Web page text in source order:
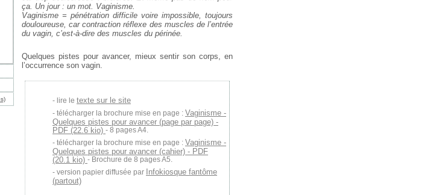
ça. Un jour : un mot. Vaginisme.
Vaginisme = pénétration difficile voire impossible, toujours
douloureuse, car contraction réflexe des muscles de l’entrée
du vagin, c’est-à-dire des muscles du périnée.
Quelques pistes pour avancer, mieux sentir son corps, en
l’occurrence son vagin.
lire le texte sur le site
télécharger la brochure mise en page : Vaginisme -
Quelques pistes pour avancer (page par page) -
PDF (22.6 kio) - 8 pages A4.
télécharger la brochure mise en page : Vaginisme -
Quelques pistes pour avancer (cahier) - PDF
(20.1 kio) - Brochure de 8 pages A5.
version papier diffusée par Infokiosque fantôme
(partout)